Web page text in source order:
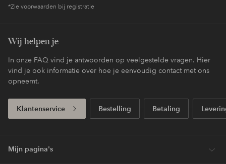
*Zie voorwaarden bij registratie
Wij helpen je
In onze FAQ vind je antwoorden op veelgestelde vragen. Hier
vind je ook informatie over hoe je eenvoudig contact met ons
opneemt.
Klantenservice Bestelling Betaling
Mijn pagina's